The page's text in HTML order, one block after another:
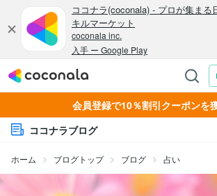
会員登録で10％割引クーポンを
ココナラブログ
ホーム ブログトップ ブログ 占い